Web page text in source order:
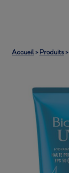
Accueil> Produits>